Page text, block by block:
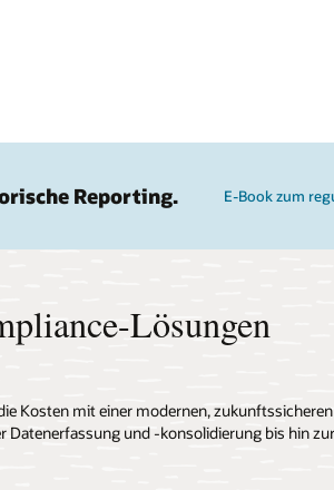
Reporting. E-Book zum
Lösungen
Kosten mit einer modernen, zukunftssicheren
Datenerfassung und -konsolidierung bis hin zur